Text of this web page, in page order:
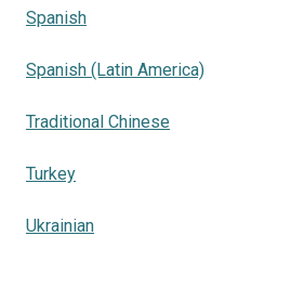
Spanish
Spanish (Latin America)
Traditional Chinese
Turkey
Ukrainian